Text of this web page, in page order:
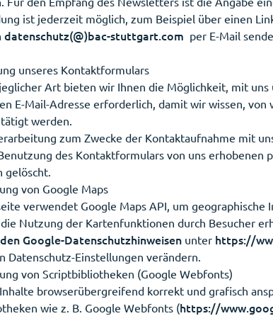
ist jederzeit möglich, zum Beispiel über einen
datenschutz(@)bac-stuttgart.com per E-Mail
unseres Kontaktformulars
Art bieten wir Ihnen die Möglichkeit, mit
E-Mail-Adresse erforderlich, damit wir wissen,
werden.
zum Zwecke der Kontaktaufnahme mit
des Kontaktformulars von uns
gelöscht.
von Google Maps
verwendet Google Maps API, um
Nutzung der Kartenfunktionen durch Besucher
den Google-Datenschutzhinweisen unter https://
Datenschutz-Einstellungen verändern.
von Scriptbibliotheken (Google Webfonts)
browserübergreifend korrekt und grafisch
wie z. B. Google Webfonts (https://